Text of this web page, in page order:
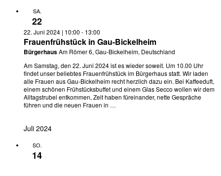
SA.
22
Frauenfrühstück in Gau-Bickelheim
22. Juni 2024 | 10:00 - 13:00
BürgerhausAm Römer 6, Gau-Bickelheim, Deutschland
Am Samstag, den 22. Juni 2024 ist es wieder soweit. Um 10.00 Uhr
findet unser beliebtes Frauenfrühstück im Bürgerhaus statt. Wir laden
alle Frauen aus Gau-Bickelheim recht herzlich dazu ein. Bei Kaffeeduft,
einem schönen Frühstücksbuffet und einem Glas Secco wollen wir dem
Alltagstrubel entkommen, Zeit haben füreinander, nette Gespräche
führen und die neuen Frauen in …
Juli 2024
SO.
14